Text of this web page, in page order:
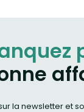
la newsletter et